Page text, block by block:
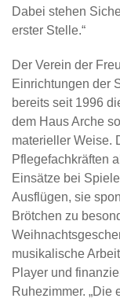
Dabei stehen
erster Stelle.“
Der Verein der
Einrichtungen der
bereits seit 1996
dem Haus Arche
materieller Weise.
Pflegefachkräften
Einsätze bei
Ausflügen, sie
Brötchen zu
musikalische
Player und
Ruhezimmer. „Die